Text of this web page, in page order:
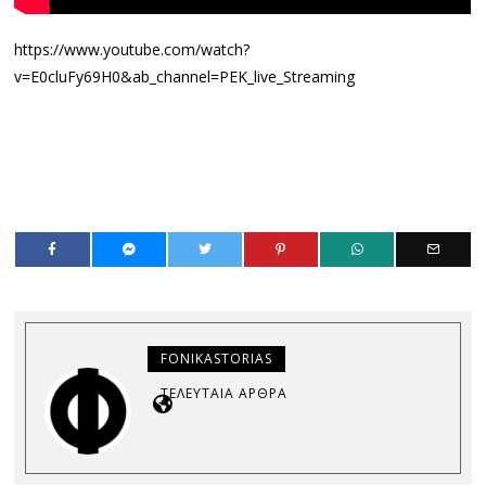
https://www.youtube.com/watch?
v=E0cluFy69H0&ab_channel=PEK_live_Streaming
FONIKASTORIAS
ΤΕΛΕΥΤΑΊΑ ΆΡΘΡΑ